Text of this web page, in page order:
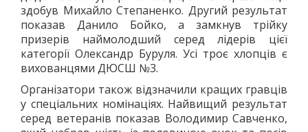
СПОРТИВНІ ТАНЦІ
ЧЕРЛІДІНГ
БІЛЬЯРДНИЙ СПОРТ
ПАРКУР
СПОРТИВНІ СПОРУДИ
СПОРТИВНЕ ОРІЄНТУВАННЯ
здобув Михайло Степаненко. Другий результат
показав Данило Бойко, а замкнув трійку
призерів наймолодший серед лідерів цієї
категорії Олександр Буруля. Усі троє хлопців є
вихованцями ДЮСШ №3.
Організатори також відзначили кращих гравців
у спеціальних номінаціях. Найвищий результат
серед ветеранів показав Володимир Савченко,